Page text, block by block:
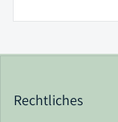
Rechtliches